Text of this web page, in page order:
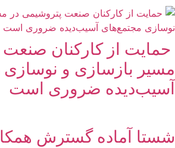
حمایت از کارکنان صنعت
مسیر بازسازی و
آسیب‌دیده ضروری است
شستا آماده گسترش